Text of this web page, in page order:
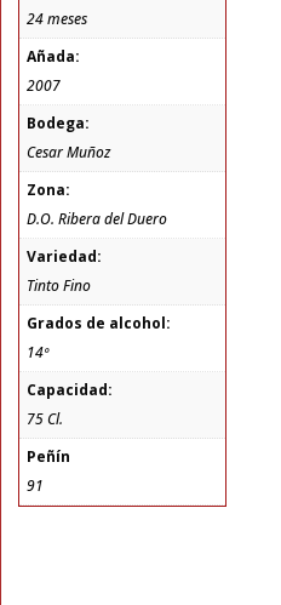
24 meses
Añada:
2007
Bodega:
Cesar Muñoz
Zona:
D.O. Ribera del Duero
Variedad:
Tinto Fino
Grados de alcohol:
14º
Capacidad:
75 Cl.
Peñín
91